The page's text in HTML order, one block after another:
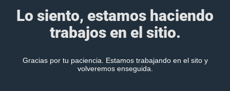
Lo siento, estamos haciendo
trabajos en el sitio.
Gracias por tu paciencia. Estamos trabajando en el sito y
volveremos enseguida.